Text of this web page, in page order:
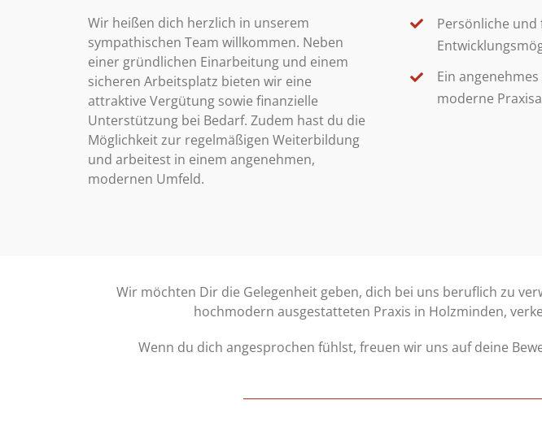
Wir heißen dich herzlich in unserem
sympathischen Team willkommen. Neben
einer gründlichen Einarbeitung und einem
sicheren Arbeitsplatz bieten wir eine
attraktive Vergütung sowie finanzielle
Unterstützung bei Bedarf. Zudem hast du die
Möglichkeit zur regelmäßigen Weiterbildung
und arbeitest in einem angenehmen,
modernen Umfeld.
Persönliche und
Ein
moderne
Wir möchten Dir die Gelegenheit geben, dich bei uns beruflich zu
hochmodern ausgestatteten Praxis in Holzminden,
Wenn du dich angesprochen fühlst, freuen wir uns auf deine